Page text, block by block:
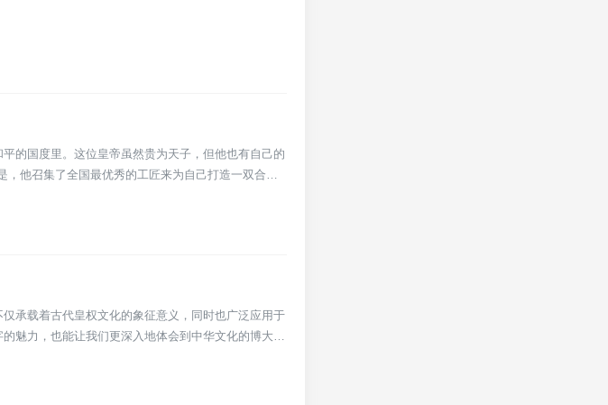
的国度里。这位皇帝虽然贵为天子，但他也有自己的
他召集了全国最优秀的工匠来为自己打造一双合脚
承载着古代皇权文化的象征意义，同时也广泛应用于
魅力，也能让我们更深入地体会到中华文化的博大精